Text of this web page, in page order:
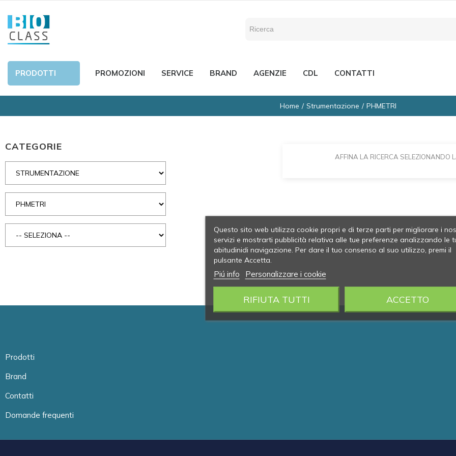
PRODOTTI PROMOZIONI SERVICE BRAND AGENZIE CDL CONTATTI
Home Strumentazione PHMETRI
CATEGORIE
AFFINA LA RICERCA SELEZIONANDO
Prodotti
Brand
Contatti
Domande frequenti
Questo sito web utilizza cookie propri e di terze parti per migliorare i
servizi e mostrarti pubblicità relativa alle tue preferenze analizzando le
abitudinidi navigazione. Per dare il tuo consenso al suo utilizzo, premi il
pulsante Accetta.
Piú info Personalizzare i cookie
RIFIUTA TUTTI ACCETTO